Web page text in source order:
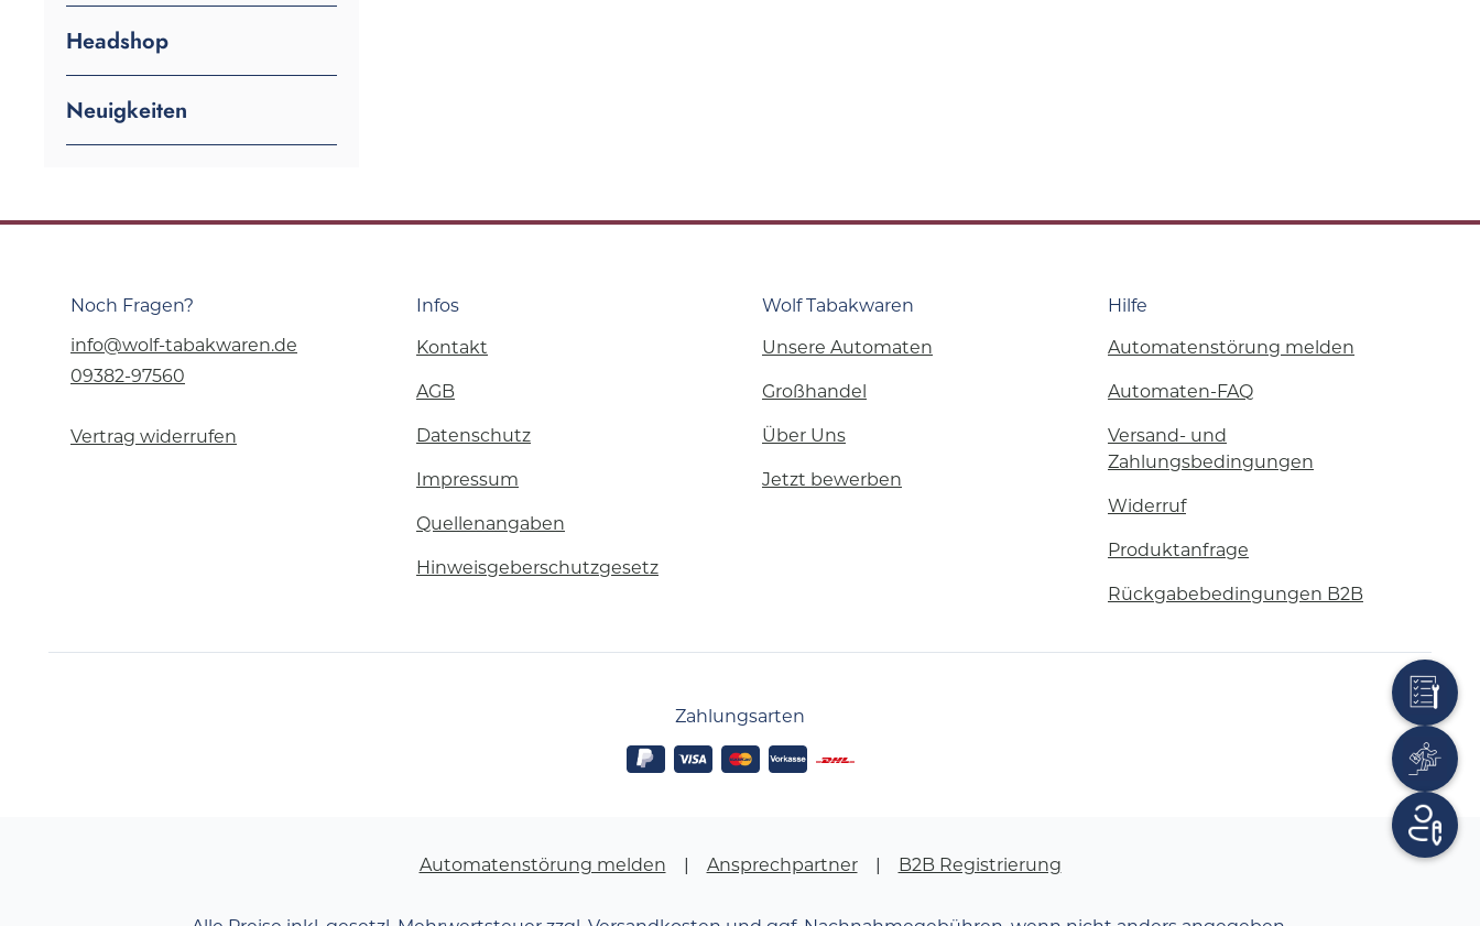
Headshop
Neuigkeiten
Noch Fragen?
info@wolf-tabakwaren.de
09382-97560
Vertrag widerrufen
Infos
Kontakt
AGB
Datenschutz
Impressum
Quellenangaben
Hinweisgeberschutzgesetz
Wolf Tabakwaren
Unsere Automaten
Großhandel
Über Uns
Jetzt bewerben
Hilfe
Automatenstörung melden
Automaten-FAQ
Versand- und
Zahlungsbedingungen
Widerruf
Produktanfrage
Rückgabebedingungen B2B
Zahlungsarten
Automatenstörung melden Ansprechpartner B2B Registrierung